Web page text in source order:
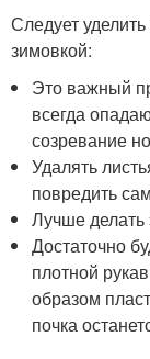
Следует
зимовкой:
Это важный
всегда
созревание
Удалять
повредить
Лучше делать
Достаточно
плотной
образом
почка